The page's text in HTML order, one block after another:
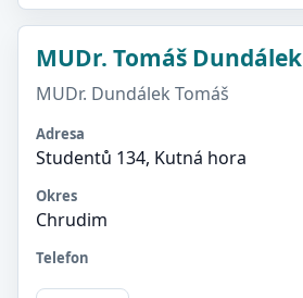
MUDr. Tomáš Dundálek
MUDr. Dundálek Tomáš
Adresa
Studentů 134, Kutná hora
Okres
Chrudim
Telefon